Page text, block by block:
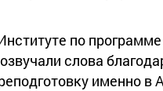
по
слова
именно